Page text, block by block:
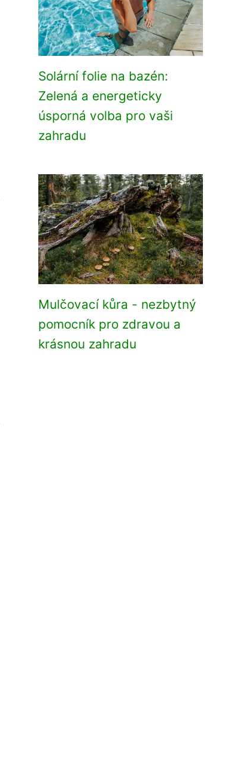
Solární folie na bazén:
Zelená a energeticky
úsporná volba pro vaši
zahradu
Mulčovací kůra - nezbytný
pomocník pro zdravou a
krásnou zahradu